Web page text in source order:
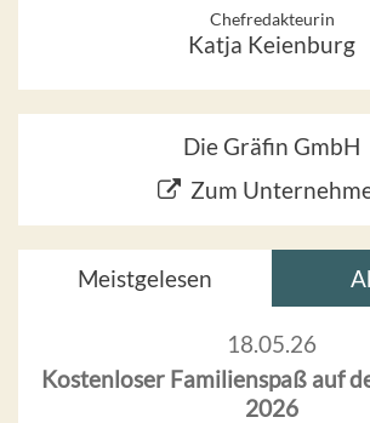
Chefredakteurin
Katja Keienburg
Die Gräfin GmbH
Zum
Meistgelesen
18.05.26
Kostenloser Familienspaß auf
2026